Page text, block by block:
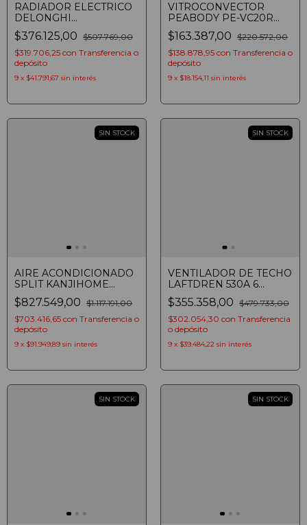
RADIADOR ELECTRICO
DELONGHI
EASYTRONIC TRSSE0715
DE ACEITE 1500W
$376.125,00 $507.769,00
$319.706,25 con Transferencia o
depósito
9 x $41.791,67 sin interés
VITROCONVECTOR
PEABODY PE-VC20R
ROJO 2000W
CALEFACTOR
$163.387,00 $220.572,00
$138.878,95 con Transferencia o
depósito
9 x $18.154,11 sin interés
SIN STOCK
AIRE ACONDICIONADO
SPLIT KANJIHOME
51IKHT81 INVERTER
5300W FRIO CALOR
$827.549,00 $1.117.191,00
$703.416,65 con Transferencia o
depósito
9 x $91.949,89 sin interés
SIN STOCK
VENTILADOR DE TECHO
LAFTDREN 530A 6
VELOCIDADES SIN LUZ
MEDERA OSCURA
(7798413220025)
$355.358,00 $479.733,00
$302.054,30 con Transferencia
o depósito
9 x $39.484,22 sin interés
SIN STOCK SIN STOCK